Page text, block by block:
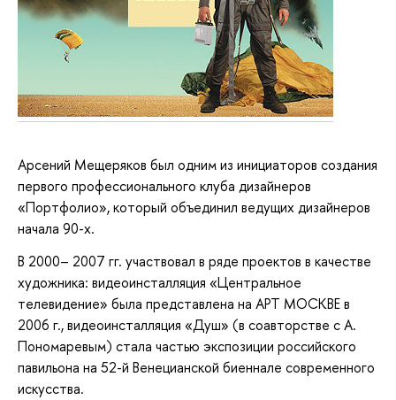
Арсений Мещеряков был одним из инициаторов создания
первого профессионального клуба дизайнеров
«Портфолио», который объединил ведущих дизайнеров
начала 90-х.
В 2000– 2007 гг. участвовал в ряде проектов в качестве
художника: видеоинсталляция «Центральное
телевидение» была представлена на АРТ МОСКВЕ в
2006 г., видеоинсталляция «Душ» (в соавторстве с А.
Пономаревым) стала частью экспозиции российского
павильона на 52-й Венецианской биеннале современного
искусства.